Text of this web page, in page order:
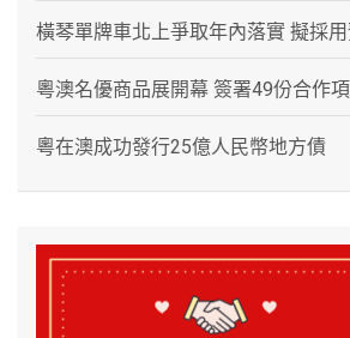
橫琴單牌車北上爭取年內落實 擬採
粵澳名優商品展開幕 簽署49份合作項
粵在澳成功發行25億人民幣地方債